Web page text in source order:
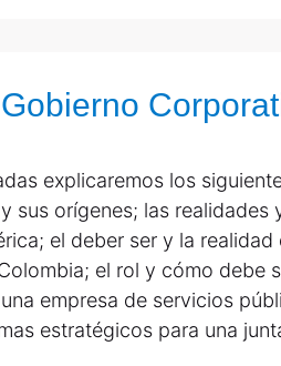
explicaremos los
sus orígenes; las
el deber ser y la
el rol y cómo debe
empresa de servicios
estratégicos para una